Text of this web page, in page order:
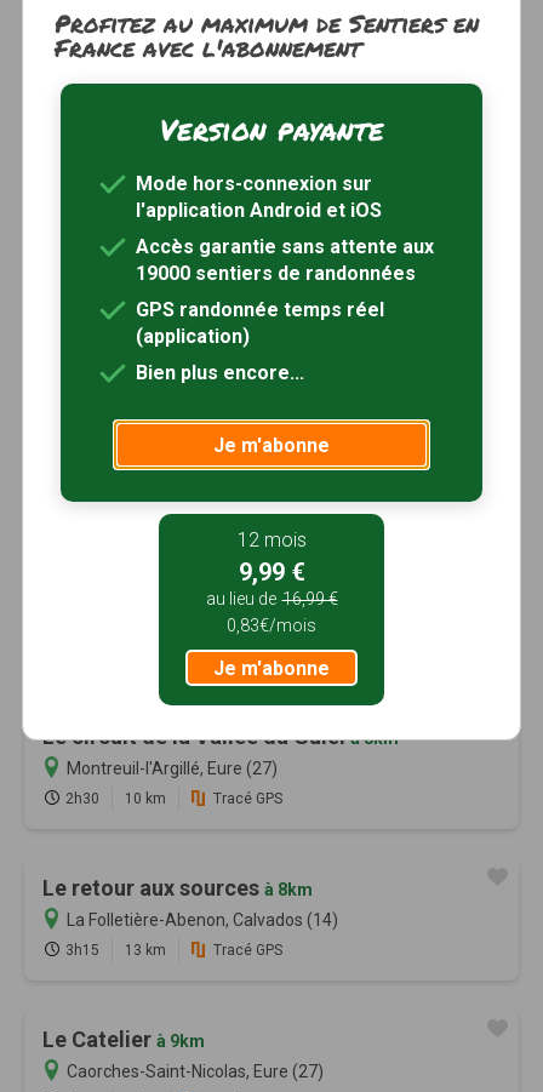
Saint-Aubin-du-Thenney, Eure (27)
2h20 7 km Tracé GPS
Le tour de Ferrièresà 5km
11 km Tracé GPS
Le circuit de la Mare Péreuseà 5km
La Chapelle-Gauthier, Eure (27)
11 km Tracé GPS
Le circuit des Deux Vallées
Saint-Agnan-de-Cernières, Eure (27)
3h15
Le circuit de la Croix-Mare
Montreuil-l'Argillé, Eure (27)
Tracé GPS
Le circuit de la Vallée du Guielà 8km
Montreuil-l'Argillé, Eure (27)
2h30 10 km Tracé GPS
Le retour aux sources à 8km
La Folletière-Abenon, Calvados (14)
3h15 13 km Tracé GPS
Le Catelier à 9km
Caorches-Saint-Nicolas, Eure (27)
Profitez au maximum de Sentiers en
France avec l'abonnement
Version payante
Mode hors-connexion sur
l'application Android et iOS
Accès garantie sans attente aux
19000 sentiers de randonnées
GPS randonnée temps réel
(application)
Bien plus encore...
Je m'abonne
12 mois
9,99 €
au lieu de 16,99 €
0,83€/mois
Je m'abonne